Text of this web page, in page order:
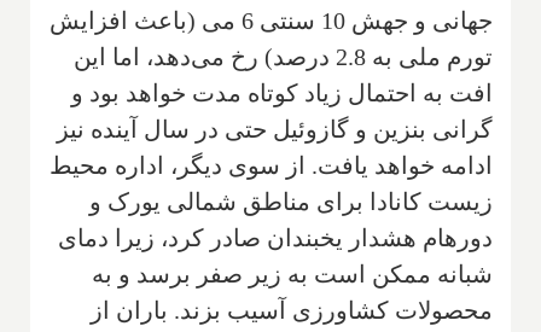
جهانی و جهش 10 سنتی 6 می (باعث افزایش
تورم ملی به 2.8 درصد) رخ می‌دهد، اما این
افت به احتمال زیاد کوتاه مدت خواهد بود و
گرانی بنزین و گازوئیل حتی در سال آینده نیز
ادامه خواهد یافت. از سوی دیگر، اداره محیط
زیست کانادا برای مناطق شمالی یورک و
دورهام هشدار یخبندان صادر کرد، زیرا دمای
شبانه ممکن است به زیر صفر برسد و به
محصولات کشاورزی آسیب بزند. باران از